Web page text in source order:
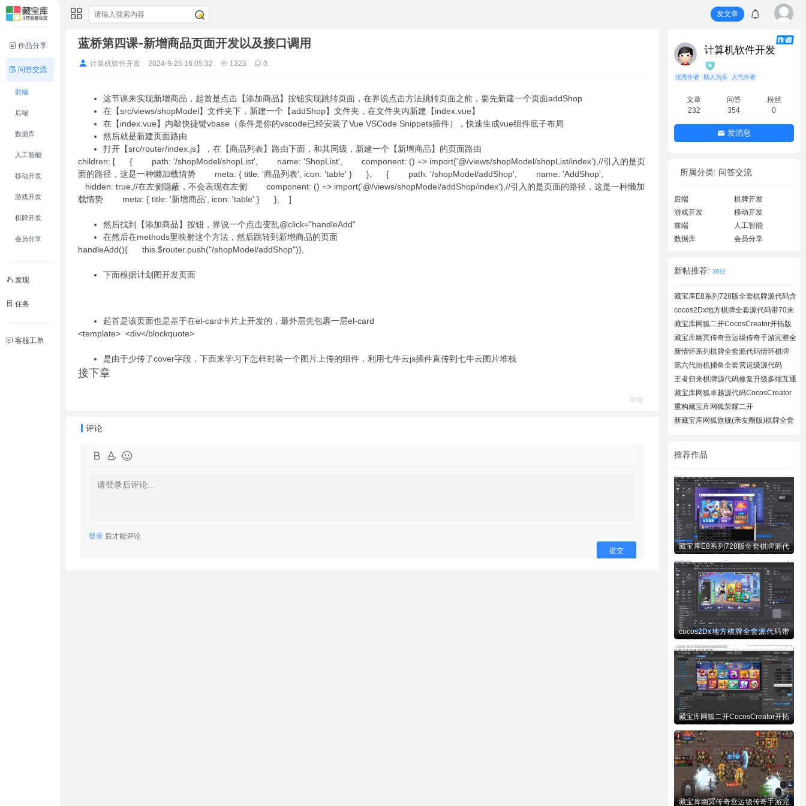
作品分享
问答交流
前端
后端
数据库
人工智能
移动开发
游戏开发
棋牌开发
会员分享
发现
任务
客服工单
发文章
蓝桥第四课-新增商品页面开发以及接口调用
计算机软件开发 2024-9-25 16:05:32 1323 0
这节课来实现新增商品，起首是点击【添加商品】按钮实现跳转页面，在界说点击方法跳转页面之前，要先新建一个页面addShop
在【src/views/shopModel】文件夹下，新建一个【addShop】文件夹，在文件夹内新建【index.vue】
在【index.vue】内敲快捷键vbase（条件是你的vscode已经安装了Vue VSCode Snippets插件），快速生成vue组件底子布局
然后就是新建页面路由
打开【src/router/index.js】，在【商品列表】路由下面，和其同级，新建一个【新增商品】的页面路由
children: [ { path: '/shopModel/shopList', name: 'ShopList', component: () => import('@/views/shopModel/shopList/index'),//引入的是页
面的路径，这是一种懒加载情势 meta: { title: '商品列表', icon: 'table' } }, { path: '/shopModel/addShop', name: 'AddShop',
hidden: true,//在左侧隐蔽，不会表现在左侧 component: () => import('@/views/shopModel/addShop/index'),//引入的是页面的路径，这是一种懒加
载情势 meta: { title: '新增商品', icon: 'table' } }, ]
然后找到【添加商品】按钮，界说一个点击变乱@click="handleAdd"
在然后在methods里映射这个方法，然后跳转到新增商品的页面
handleAdd(){ this.$router.push("/shopModel/addShop")},
下面根据计划图开发页面
起首是该页面也是基于在el-card卡片上开发的，最外层先包裹一层el-card
<template> <div</blockquote>
是由于少传了cover字段，下面来学习下怎样封装一个图片上传的组件，利用七牛云js插件直传到七牛云图片堆栈
接下章
举报
评论
登录 后才能评论
提交
计算机软件开发
优秀作者 助人为乐 人气作者
文章
232
问答
354
粉丝
0
发消息
所属分类: 问答交流
后端
棋牌开发
游戏开发
移动开发
前端
人工智能
数据库
会员分享
新帖推荐: 30日
藏宝库E8系列728版全套棋牌源代码含
728UI工
cocos2Dx地方棋牌全套源代码带70来
款子游戏
藏宝库网狐二开CocosCreator开拓版
棋牌源代
藏宝库幽冥传奇营运级传奇手游完整全
套源代
新情怀系列棋牌全套源代码情怀棋牌
700+子游
第六代街机捕鱼全套营运级源代码
Creator跨
王者归来棋牌源代码修复升级多端互通
近百款
藏宝库网狐卓越源代码CocosCreator
卓越版全
重构藏宝库网狐荣耀二开
CocosCreator开拓版
新藏宝库网狐旗舰(亲友圈版)棋牌全套
推荐作品
藏宝库E8系列728版全套棋牌源代
码下载
cocos2Dx地方棋牌全套源代码带
藏宝库网狐二开CocosCreator开拓
藏宝库幽冥传奇营运级传奇手游完